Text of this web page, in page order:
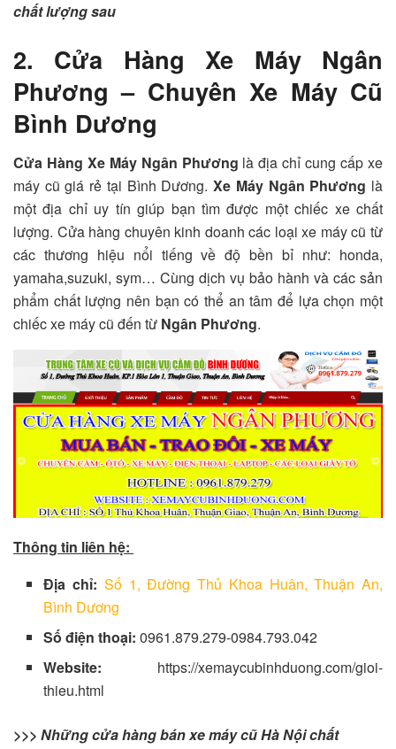
chất lượng sau
2. Cửa Hàng Xe Máy Ngân
Phương – Chuyên Xe Máy Cũ
Bình Dương
Cửa Hàng Xe Máy Ngân Phương là địa chỉ cung cấp xe
máy cũ giá rẻ tại Bình Dương.Xe Máy Ngân Phương là
một địa chỉ uy tín giúp bạn tìm được một chiếc xe chất
lượng. Cửa hàng chuyên kinh doanh các loại xe máy cũ từ
các thương hiệu nổi tiếng về độ bền bỉ như: honda,
yamaha,suzuki, sym… Cùng dịch vụ bảo hành và các sản
phẩm chất lượng nên bạn có thể an tâm để lựa chọn một
chiếc xe máy cũ đến từ Ngân Phương.
Thông tin liên hệ:
Địa chỉ: Số 1, Đường Thủ Khoa Huân, Thuận An,
Bình Dương
Số điện thoại: 0961.879.279-0984.793.042
Website: https://xemaycubinhduong.com/gioi-
thieu.html
>>> Những cửa hàng bán xe máy cũ Hà Nội chất